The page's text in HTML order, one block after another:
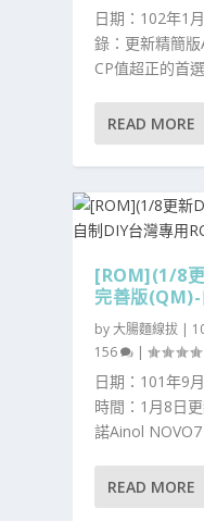
日期：102年1
錄：更新精簡
CP值超正的首
READ MORE
[ROM](1/8
完善版(QM)-
by大腸麵線拔 |
156
|
日期：101年9
時間：1月8日
諾Ainol
READ MORE